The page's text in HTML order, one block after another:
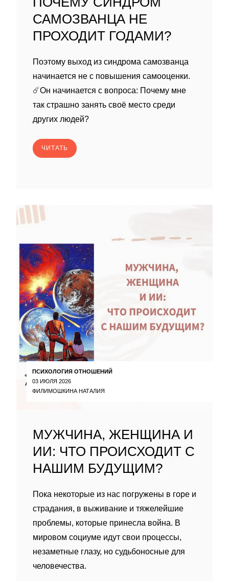
САМОЗВАНЦА НЕ
ПРОХОДИТ ГОДАМИ?
Поэтому выход из синдрома самозванца
начинается не с повышения самооценки.
☄️Он начинается с вопроса: Почему мне
так страшно занять своё место среди
других людей?
ЧИТАТЬ
ПСИХОЛОГИЯ ОТНОШЕНИЙ
03 ИЮЛЯ 2026
ФИЛИМОШКИНА НАТАЛИЯ
МУЖЧИНА, ЖЕНЩИНА И
ИИ: ЧТО ПРОИСХОДИТ С
НАШИМ БУДУЩИМ?
Пока некоторые из нас погружены в горе и
страдания, в выживание и тяжелейшие
проблемы, которые принесла война. В
мировом социуме идут свои процессы,
незаметные глазу, но судьбоносные для
человечества.